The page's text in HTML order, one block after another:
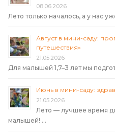
08.06.2026
Лето только началось, а у нас
Август в мини-саду:
путешествия»
21.05.2026
Для малышей 1,7–3 лет мы
Июнь в мини-саду:
21.05.2026
Лето — лучшее время
малышей! …